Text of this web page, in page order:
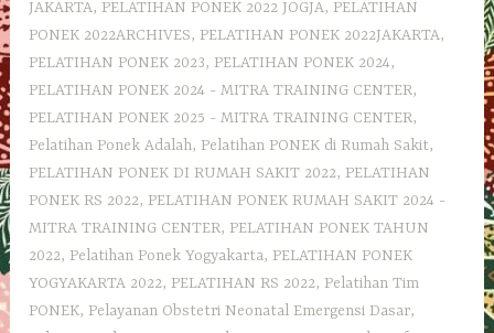
JAKARTA, PELATIHAN PONEK 2022 JOGJA, PELATIHAN
PONEK 2022ARCHIVES, PELATIHAN PONEK 2022JAKARTA,
PELATIHAN PONEK 2023, PELATIHAN PONEK 2024,
PELATIHAN PONEK 2024 - MITRA TRAINING CENTER,
PELATIHAN PONEK 2025 - MITRA TRAINING CENTER,
Pelatihan Ponek Adalah, Pelatihan PONEK di Rumah Sakit,
PELATIHAN PONEK DI RUMAH SAKIT 2022, PELATIHAN
PONEK RS 2022, PELATIHAN PONEK RUMAH SAKIT 2024 -
MITRA TRAINING CENTER, PELATIHAN PONEK TAHUN
2022, Pelatihan Ponek Yogyakarta, PELATIHAN PONEK
YOGYAKARTA 2022, PELATIHAN RS 2022, Pelatihan Tim
PONEK, Pelayanan Obstetri Neonatal Emergensi Dasar,